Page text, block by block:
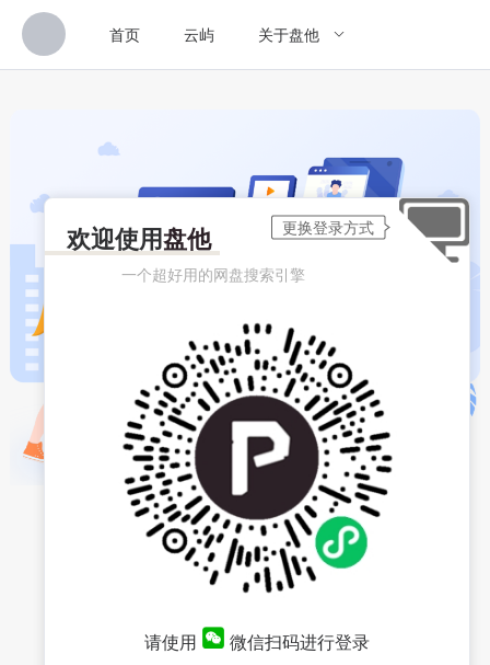
首页 云屿 关于盘他
欢迎使用盘他
一个超好用的网盘搜索引擎
请使用 微信扫码进行登录